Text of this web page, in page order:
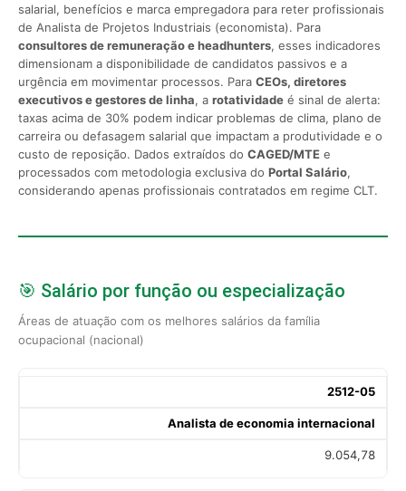
salarial, benefícios e marca empregadora para reter profissionais
de Analista de Projetos Industriais (economista). Para
consultores de remuneração e headhunters, esses indicadores
dimensionam a disponibilidade de candidatos passivos e a
urgência em movimentar processos. Para CEOs, diretores
executivos e gestores de linha, a rotatividade é sinal de alerta:
taxas acima de 30% podem indicar problemas de clima, plano de
carreira ou defasagem salarial que impactam a produtividade e o
custo de reposição. Dados extraídos do CAGED/MTE e
processados com metodologia exclusiva do Portal Salário,
considerando apenas profissionais contratados em regime CLT.
🎯 Salário por função ou especialização
Áreas de atuação com os melhores salários da família
ocupacional (nacional)
2512-05
Analista de economia internacional
9.054,78